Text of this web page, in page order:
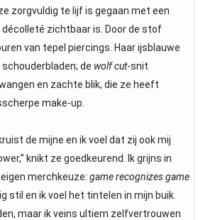
zorgvuldig te lijf is gegaan met een
zichtbaar is. Door de stof
van tepel piercings. Haar ijsblauwe
de wolf cut-snit
en zachte blik, die ze heeft
make-up.
de mijne en ik voel dat zij ook mij
knikt ze goedkeurend. Ik grijns in
merchkeuze: game recognizes game
stil en ik voel het tintelen in mijn buik.
maar ik veins ultiem zelfvertrouwen